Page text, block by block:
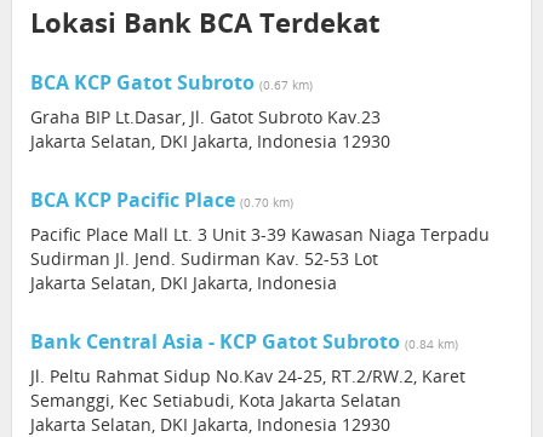
Lokasi Bank BCA Terdekat
BCA KCP Gatot Subroto (0.67 km)
Graha BIP Lt.Dasar, Jl. Gatot Subroto Kav.23
Jakarta Selatan, DKI Jakarta, Indonesia 12930
BCA KCP Pacific Place (0.70 km)
Pacific Place Mall Lt. 3 Unit 3-39 Kawasan Niaga Terpadu
Sudirman Jl. Jend. Sudirman Kav. 52-53 Lot
Jakarta Selatan, DKI Jakarta, Indonesia
Bank Central Asia - KCP Gatot Subroto (0.84 km)
Jl. Peltu Rahmat Sidup No.Kav 24-25, RT.2/RW.2, Karet
Semanggi, Kec Setiabudi, Kota Jakarta Selatan
Jakarta Selatan, DKI Jakarta, Indonesia 12930